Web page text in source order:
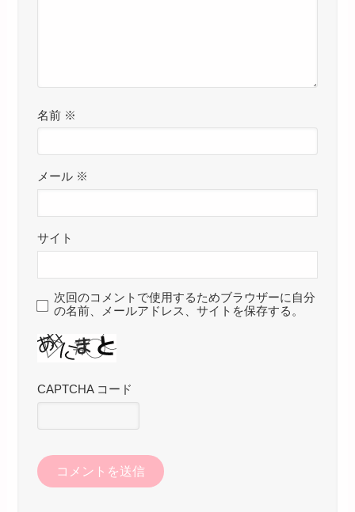
名前 ※
メール ※
サイト
次回のコメントで使用するためブラウザーに自分
の名前、メールアドレス、サイトを保存する。
CAPTCHA コード